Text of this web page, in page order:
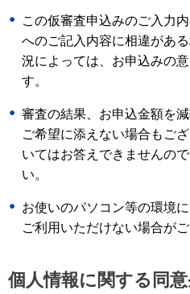
この仮審査申込みのご入力
へのご記入内容に相違があ
況によっては、お申込みの
す。
審査の結果、お申込金額を
ご希望に添えない場合もご
いてはお答えできませんの
い。
お使いのパソコン等の環境
ご利用いただけない場合がご
個人情報に関する同